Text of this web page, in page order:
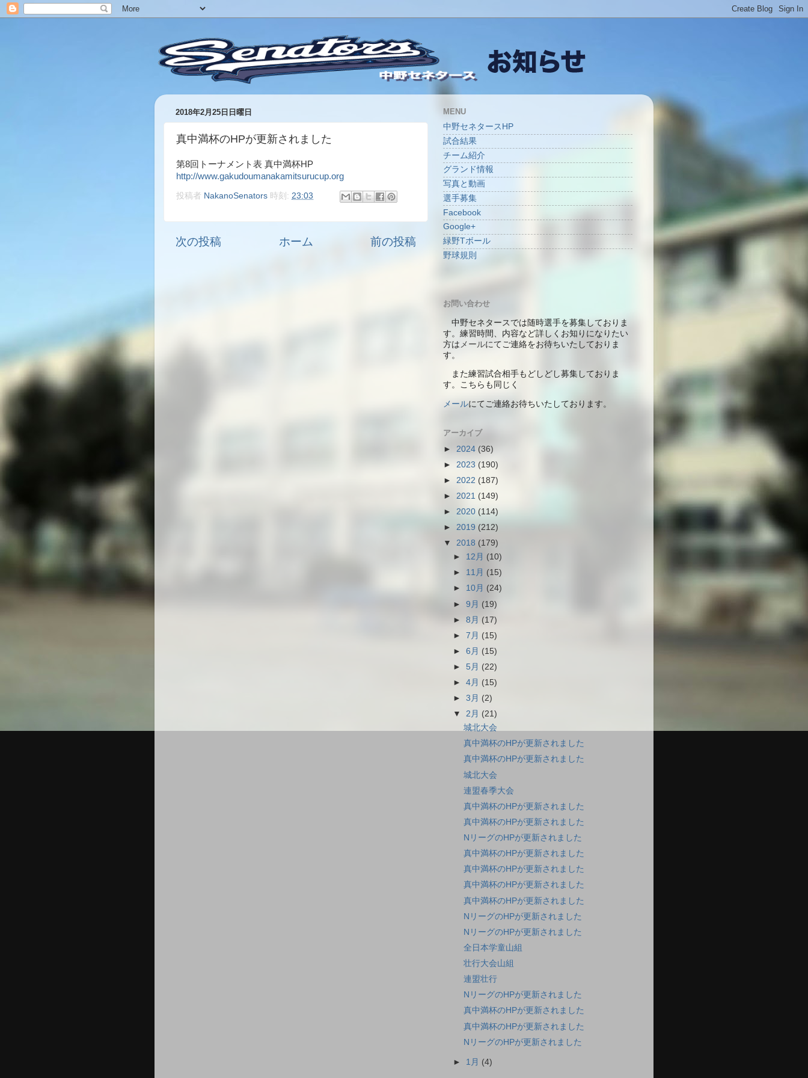
2018年2月25日日曜日
真中満杯のHPが更新されました
第8回トーナメント表 真中満杯HP
http://www.gakudoumanakamitsurucup.org
投稿者 NakanoSenators 時刻: 23:03
次の投稿 前の投稿
ホーム
MENU
中野セネタースHP
試合結果
チーム紹介
グランド情報
写真と動画
選手募集
Facebook
Google+
緑野Tボール
野球規則
お問い合わせ
中野セネタースでは随時選手を募集しておりま
す。練習時間、内容など詳しくお知りになりたい
方は メールにてご連絡をお待ちいたしておりま
す。
また練習試合相手もどしどし募集しておりま
す。こちらも同じく
メールにて ご連絡お待ちいたしております。
アーカイブ
► 2024 (36)
► 2023 (190)
► 2022 (187)
► 2021 (149)
► 2020 (114)
► 2019 (212)
▼ 2018 (179)
► 12月 (10)
► 11月 (15)
► 10月 (24)
►9月 (19)
►8月 (17)
►7月 (15)
►6月 (15)
►5月 (22)
►4月 (15)
►3月 (2)
▼2月 (21)
城北大会
真中満杯のHPが更新されました
真中満杯のHPが更新されました
城北大会
連盟春季大会
真中満杯のHPが更新されました
真中満杯のHPが更新されました
NリーグのHPが更新されました
真中満杯のHPが更新されました
真中満杯のHPが更新されました
真中満杯のHPが更新されました
真中満杯のHPが更新されました
NリーグのHPが更新されました
NリーグのHPが更新されました
全日本学童山組
壮行大会山組
連盟壮行
NリーグのHPが更新されました
真中満杯のHPが更新されました
真中満杯のHPが更新されました
NリーグのHPが更新されました
► 1月 (4)